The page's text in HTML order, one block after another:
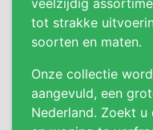
veelzijdig
tot strakke
soorten en maten.
Onze collectie
aangevuld, een
Nederland. Zoekt